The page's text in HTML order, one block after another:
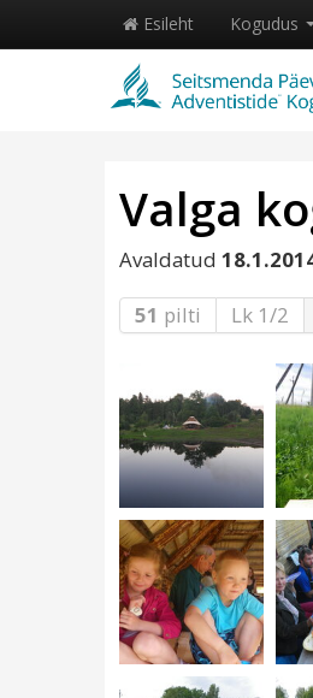
Esileht Kogudus
Valga
Avaldatud
51 pilti Lk 1/2